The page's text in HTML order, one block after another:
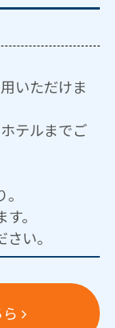
いただけま
テルまでご
。
い。